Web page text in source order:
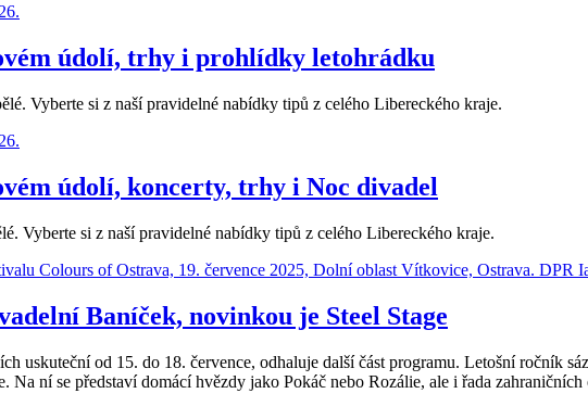
údolí, trhy i prohlídky letohrádku
Vyberte si z naší pravidelné nabídky tipů z celého Libereckého kraje.
údolí, koncerty, trhy i Noc divadel
Vyberte si z naší pravidelné nabídky tipů z celého Libereckého kraje.
Baníček, novinkou je Steel Stage
uskuteční od 15. do 18. července, odhaluje další část programu. Letošní ročník
Na ní se představí domácí hvězdy jako Pokáč nebo Rozálie, ale i řada zahraničních